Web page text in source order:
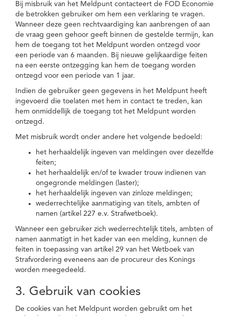
Bij misbruik van het Meldpunt contacteert de FOD Economie
de betrokken gebruiker om hem een verklaring te vragen.
Wanneer deze geen rechtvaardiging kan aanbrengen of aan
de vraag geen gehoor geeft binnen de gestelde termijn, kan
hem de toegang tot het Meldpunt worden ontzegd voor
een periode van 6 maanden. Bij nieuwe gelijkaardige feiten
na een eerste ontzegging kan hem de toegang worden
ontzegd voor een periode van 1 jaar.
Indien de gebruiker geen gegevens in het Meldpunt heeft
ingevoerd die toelaten met hem in contact te treden, kan
hem onmiddellijk de toegang tot het Meldpunt worden
ontzegd.
Met misbruik wordt onder andere het volgende bedoeld:
het herhaaldelijk ingeven van meldingen over dezelfde
feiten;
het herhaaldelijk en/of te kwader trouw indienen van
ongegronde meldingen (laster);
het herhaaldelijk ingeven van zinloze meldingen;
wederrechtelijke aanmatiging van titels, ambten of
namen (artikel 227 e.v. Strafwetboek).
Wanneer een gebruiker zich wederrechtelijk titels, ambten of
namen aanmatigt in het kader van een melding, kunnen de
feiten in toepassing van artikel 29 van het Wetboek van
Strafvordering eveneens aan de procureur des Konings
worden meegedeeld.
3. Gebruik van cookies
De cookies van het Meldpunt worden gebruikt om het